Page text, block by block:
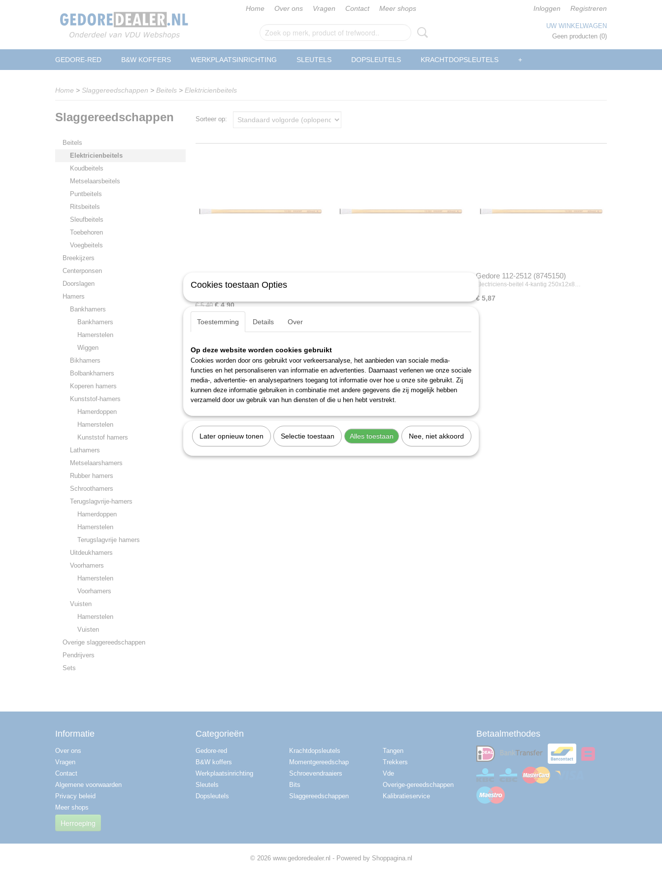
Home Over ons Vragen Contact Meer shops Inloggen Registreren
UW WINKELWAGEN
Geen producten (0)
GEDORE-RED B&W KOFFERS WERKPLAATSINRICHTING SLEUTELS DOPSLEUTELS KRACHTDOPSLEUTELS +
Home > Slaggereedschappen > Beitels > Elektricienbeitels
Slaggereedschappen
Beitels
Elektricienbeitels
Koudbeitels
Metselaarsbeitels
Puntbeitels
Ritsbeitels
Sleufbeitels
Toebehoren
Voegbeitels
Breekijzers
Centerponsen
Doorslagen
Hamers
Bankhamers
Bankhamers
Hamerstelen
Wiggen
Bikhamers
Bolbankhamers
Koperen hamers
Kunststof-hamers
Hamerdoppen
Hamerstelen
Kunststof hamers
Lathamers
Metselaarshamers
Rubber hamers
Schroothamers
Terugslagvrije-hamers
Hamerdoppen
Hamerstelen
Terugslagvrije hamers
Uitdeukhamers
Voorhamers
Hamerstelen
Voorhamers
Vuisten
Hamerstelen
Vuisten
Overige slaggereedschappen
Pendrijvers
Sets
Sorteer op:
Electriciens-beitel 4-kantig 200x8x6 mm.
€ 5,40 € 4,90
Gedore 112-2512 (8745150)
Electriciens-beitel 4-kantig 250x12x8…
€ 5,87
Informatie
Over ons
Vragen
Contact
Algemene voorwaarden
Privacy beleid
Meer shops
Herroeping
Categorieën
Gedore-red
B&W koffers
Werkplaatsinrichting
Sleutels
Dopsleutels
Krachtdopsleutels
Momentgereedschap
Schroevendraaiers
Bits
Slaggereedschappen
Tangen
Trekkers
Vde
Overige-gereedschappen
Kalibratieservice
Betaalmethodes
© 2026 www.gedoredealer.nl - Powered by Shoppagina.nl
Cookies toestaan Opties
Toestemming Details Over
Op deze website worden cookies gebruikt
Cookies worden door ons gebruikt voor verkeersanalyse, het aanbieden van sociale media-
functies en het personaliseren van informatie en advertenties. Daarnaast verlenen we onze sociale
media-, advertentie- en analysepartners toegang tot informatie over hoe u onze site gebruikt. Zij
kunnen deze informatie gebruiken in combinatie met andere gegevens die zij mogelijk hebben
verzameld door uw gebruik van hun diensten of die u hen hebt verstrekt.
Later opnieuw tonen Selectie toestaan Alles toestaan Nee, niet akkoord